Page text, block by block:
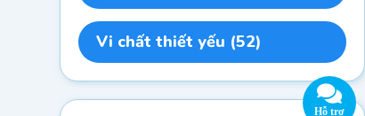
Vi chất thiết yếu (52)